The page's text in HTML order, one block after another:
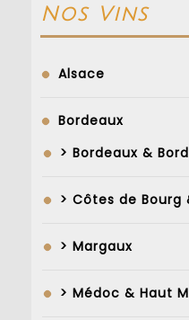
Nos Vins
Alsace
Bordeaux
> Bordeaux &
> Côtes de Bourg
> Margaux
> Médoc & Haut